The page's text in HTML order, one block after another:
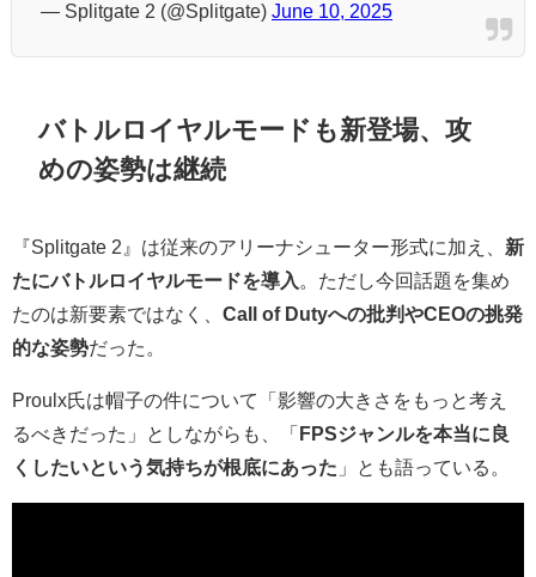
— Splitgate 2 (@Splitgate) June 10, 2025
バトルロイヤルモードも新登場、攻
めの姿勢は継続
『Splitgate 2』は従来のアリーナシューター形式に加え、 新
たにバトルロイヤルモードを導入
。ただし今回話題を集め
たのは新要素ではなく、 Call of Dutyへの批判やCEOの挑発
的な姿勢だった。
Proulx氏は帽子の件について「影響の大きさをもっと考え
るべきだった」としながらも、「 FPSジャンルを本当に良
くしたいという気持ちが根底にあった 」とも語っている。